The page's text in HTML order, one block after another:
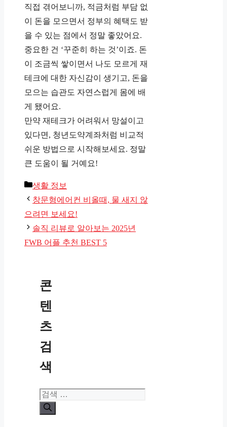
직접 겪어보니까, 적금처럼 부담 없
이 돈을 모으면서 정부의 혜택도 받
을 수 있는 점에서 정말 좋았어요.
중요한 건 ‘꾸준히 하는 것’이죠. 돈
이 조금씩 쌓이면서 나도 모르게 재
테크에 대한 자신감이 생기고, 돈을
모으는 습관도 자연스럽게 몸에 배
게 됐어요.
만약 재테크가 어려워서 망설이고
있다면, 청년도약계좌처럼 비교적
쉬운 방법으로 시작해보세요. 정말
큰 도움이 될 거예요!
카
테
고
리
생활 정보
창문형에어컨 비올때, 물 새지 않
으려면 보세요!
솔직 리뷰로 알아보는 2025년
FWB 어플 추천 BEST 5
콘
텐
츠
검
색
검
색: